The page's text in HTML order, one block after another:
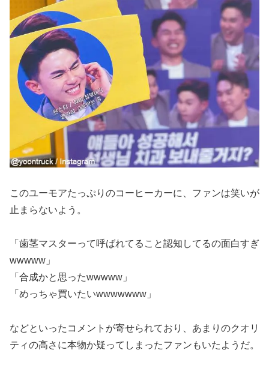
このユーモアたっぷりのコーヒーカーに、ファンは笑いが
止まらないよう。
「歯茎マスターって呼ばれてること認知してるの面白すぎ
wwwww」
「合成かと思ったwwwww」
「めっちゃ買いたいwwwwwww」
などといったコメントが寄せられており、あまりのクオリ
ティの高さに本物か疑ってしまったファンもいたようだ。